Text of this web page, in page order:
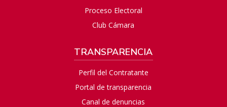
Proceso Electoral
Club Cámara
TRANSPARENCIA
Perfil del Contratante
Portal de transparencia
Canal de denuncias